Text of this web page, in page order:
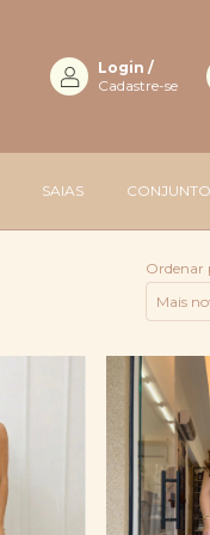
Login /
Cadastre-se
SAIAS
Ordenar